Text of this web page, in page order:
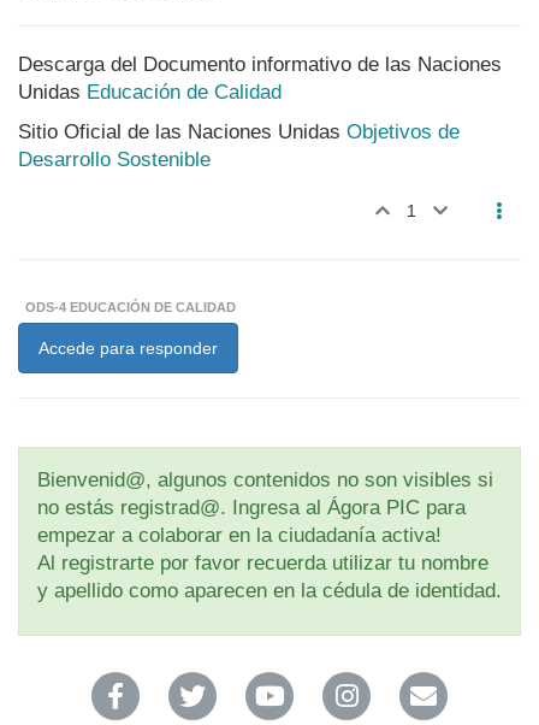
Descarga del Documento informativo de las Naciones
Unidas Educación de Calidad
Sitio Oficial de las Naciones Unidas Objetivos de
Desarrollo Sostenible
1
ODS-4 EDUCACIÓN DE CALIDAD
Accede para responder
Bienvenid@, algunos contenidos no son visibles si
no estás registrad@. Ingresa al Ágora PIC para
empezar a colaborar en la ciudadanía activa!
Al registrarte por favor recuerda utilizar tu nombre
y apellido como aparecen en la cédula de identidad.